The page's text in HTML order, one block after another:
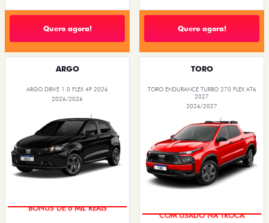
Quero agora! Quero agora!
ARGO
ARGO DRIVE 1.0 FLEX 4P 2026
2026/2026
BÔNUS DE 6 MIL REAIS
TORO
TORO ENDURANCE TURBO 270 FLEX AT6
2027
2026/2027
COM USADO NA TROCA